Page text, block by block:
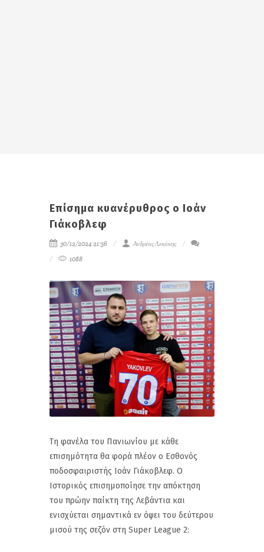
Επίσημα κυανέρυθρος ο Ιοάν
Γιάκοβλεφ
30/12/2024 21:56
Ανδρέας Λεκάκης
1088
Τη φανέλα του Πανιωνίου με κάθε
επισημότητα θα φορά πλέον ο Εσθονός
ποδοσφαιριστής Ιοάν Γιάκοβλεφ. Ο
Ιστορικός επισημοποίησε την απόκτηση
του πρώην παίκτη της Λεβάντια και
ενισχύεται σημαντικά εν όψει του δεύτερου
μισού της σεζόν στη Super League 2: